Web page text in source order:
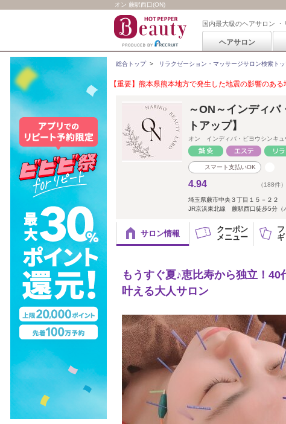
オン 蕨駅西口(ON)
国内最大級のヘアサロン
ヘアサロン
総合トップ> リラクゼーション・マッサージサロン検索ト
【重要】熊本県熊本地方で発生した地震の影響のあ
～ON～インディ
トアップ】
オン インディバ・ビヨウシンキ
スマート支払いOK
4.94 （188件）
埼玉県蕨市中央３丁目１５－２２
JR京浜東北線 蕨駅西口徒歩5分（
サロン情報
クーポン
メニュー
もうすぐ夏♪恵比寿から独立！
叶える大人サロン